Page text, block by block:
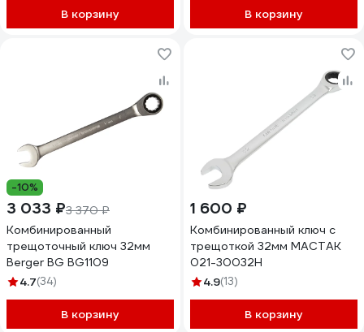
В корзину В корзину
-10%
3 033 ₽3 370 ₽
Комбинированный
трещоточный ключ 32мм
Berger BG BG1109
4.7(34)
В корзину
1 600 ₽
Комбинированный ключ с
трещоткой 32мм МАСТАК
021-30032H
4.9(13)
В корзину